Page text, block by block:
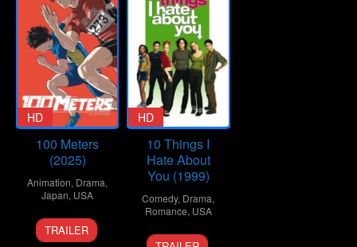
HD
100 Meters
(2025)
Animation, Drama,
Japan, USA
19
Sep
Kenji
Iwaisawa
TRAILER
HD
10 Things I
Hate About
You (1999)
Comedy, Drama,
Romance, USA
30
Gil